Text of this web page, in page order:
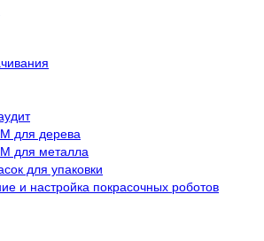
для дерева
для металла
для упаковки
и настройка покрасочных роботов